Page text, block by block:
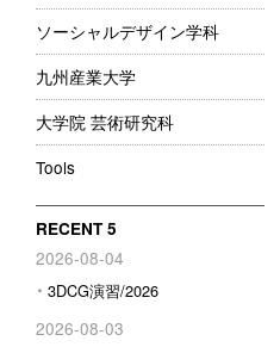
ソーシャルデザイン学科
九州産業大学
大学院 芸術研究科
Tools
RECENT 5
2026-08-04
3DCG演習/2026
2026-08-03